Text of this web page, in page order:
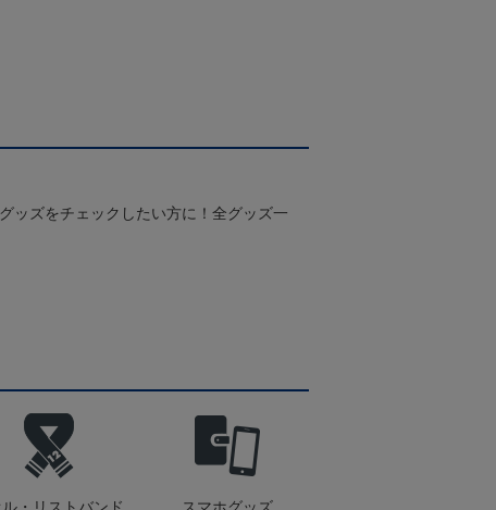
ッズをチェックしたい方に！全グッズ一